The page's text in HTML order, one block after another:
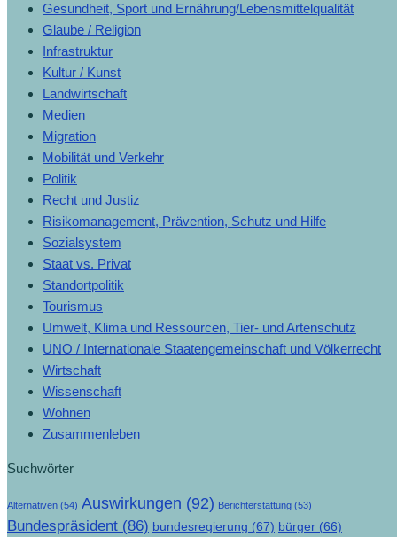
Gesundheit, Sport und Ernährung/Lebensmittelqualität
Glaube / Religion
Infrastruktur
Kultur / Kunst
Landwirtschaft
Medien
Migration
Mobilität und Verkehr
Politik
Recht und Justiz
Risikomanagement, Prävention, Schutz und Hilfe
Sozialsystem
Staat vs. Privat
Standortpolitik
Tourismus
Umwelt, Klima und Ressourcen, Tier- und Artenschutz
UNO / Internationale Staatengemeinschaft und Völkerrecht
Wirtschaft
Wissenschaft
Wohnen
Zusammenleben
Suchwörter
Alternativen (54) Auswirkungen (92) Berichterstattung (53)
Bundespräsident (86) bundesregierung (67) bürger (66)